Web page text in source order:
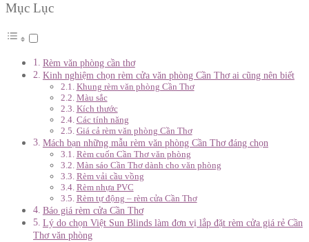
Mục Lục
Rèm văn phòng cần thơ
Kinh nghiệm chọn rèm cửa văn phòng Cần Thơ ai cũng nên biết
Khung rèm văn phòng Cần Thơ
Màu sắc
Kích thước
Các tính năng
Giá cả rèm văn phòng Cần Thơ
Mách bạn những mẫu rèm văn phòng Cần Thơ đáng chọn
Rèm cuốn Cần Thơ văn phòng
Màn sáo Cần Thơ dành cho văn phòng
Rèm vải cầu vồng
Rèm nhựa PVC
Rèm tự động – rèm cửa Cần Thơ
Báo giá rèm cửa Cần Thơ
Lý do chọn Việt Sun Blinds làm đơn vị lắp đặt rèm cửa giá rẻ Cần
Thơ văn phòng